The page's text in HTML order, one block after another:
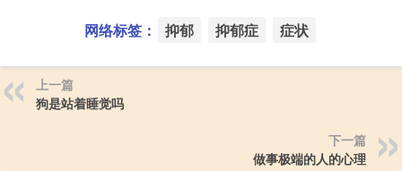
网络标签： 抑郁 抑郁症 症状
上一篇
狗是站着睡觉吗
下一篇
做事极端的人的心理